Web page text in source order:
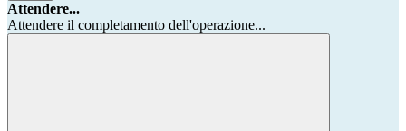
Attendere...
Attendere il completamento dell'operazione...